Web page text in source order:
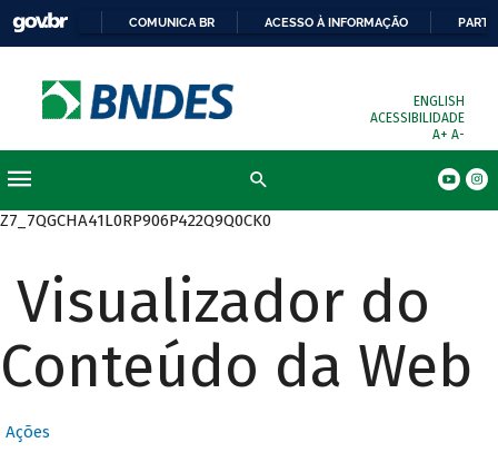
COMUNICA BR ACESSO À INFORMAÇÃO
ENGLISH
ACESSIBILIDADE
A+ A-
Z7_7QGCHA41L0RP906P422Q9Q0CK0
Visualizador do
Conteúdo da Web
Ações